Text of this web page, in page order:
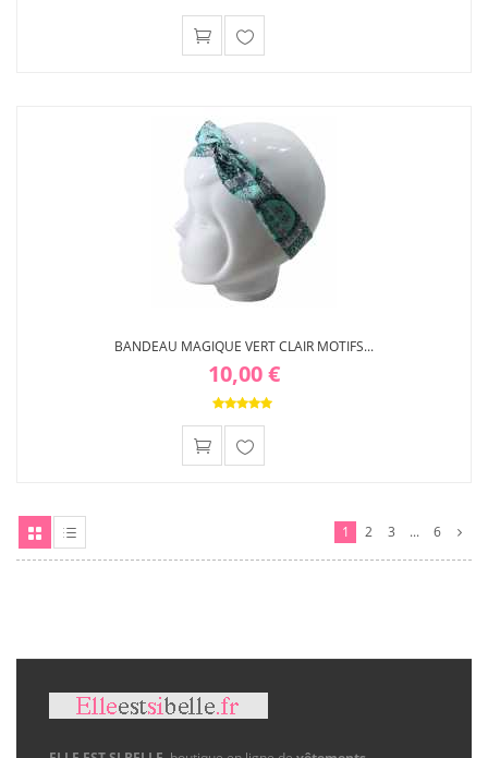
d'envies
BANDEAU MAGIQUE VERT CLAIR MOTIFS...
10,00 €
1 2 3 ... 6